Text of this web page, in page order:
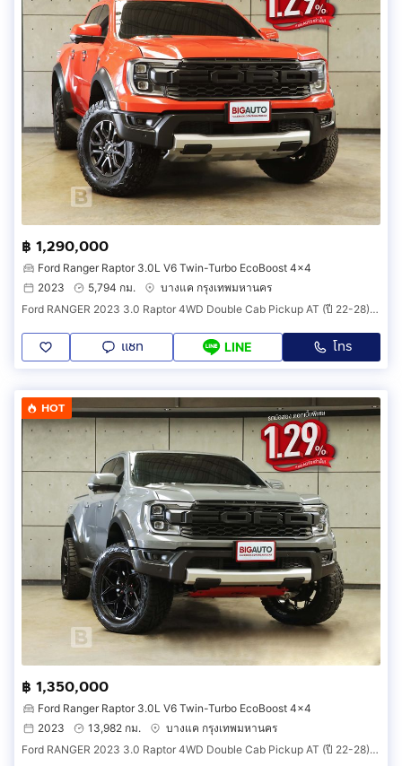
฿ 1,290,000
Ford Ranger Raptor 3.0L V6 Twin-Turbo EcoBoost 4x4
2023
5,794 กม.
บางแค กรุงเทพมหานคร
Ford RANGER 2023 3.0 Raptor 4WD Double Cab Pickup AT (ปี 22-28) B5867
แชท LINE โทร
HOT
฿ 1,350,000
Ford Ranger Raptor 3.0L V6 Twin-Turbo EcoBoost 4x4
2023
13,982 กม.
บางแค กรุงเทพมหานคร
Ford RANGER 2023 3.0 Raptor 4WD Double Cab Pickup AT (ปี 22-28) B1072